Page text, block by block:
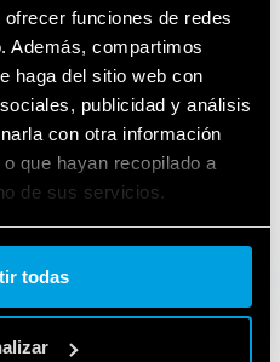
funciones de redes
Además, compartimos
haga del sitio web con
publicidad y análisis
con otra información
que hayan recopilado a
de sus servicios.
todas
32
PCB